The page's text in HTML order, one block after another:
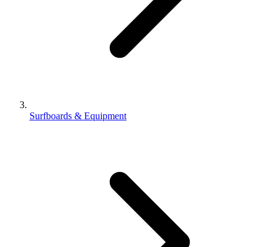
Surfboards & Equipment